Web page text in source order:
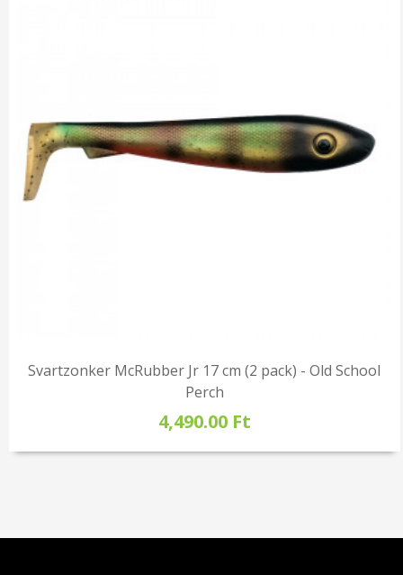
Svartzonker McRubber Jr 17 cm (2 pack) - Old School
Perch
4,490.00 Ft